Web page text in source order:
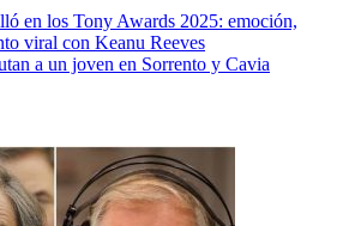
en los Tony Awards 2025: emoción,
viral con Keanu Reeves
a un joven en Sorrento y Cavia